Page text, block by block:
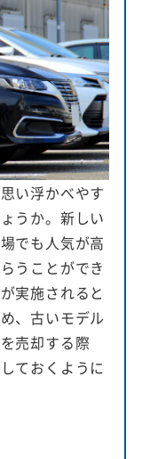
い浮かべやす
うか。新しい
でも人気が高
うことができ
実施されると
、古いモデル
売却する際
ておくように